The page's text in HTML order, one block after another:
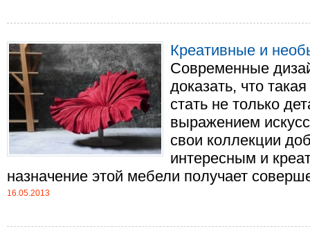
Креативные и
Современные
доказать, что
стать не только
выражением
свои коллекции
интересным и
назначение этой мебели получает
16.05.2013